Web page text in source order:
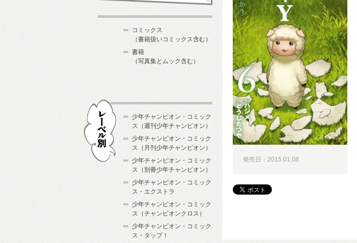
発売日：2015.01.08
コミックス
（書籍扱いコミックス含む）
書籍
（写真集とムック含む）
少年チャンピオン・コミック
ス（週刊少年チャンピオン）
少年チャンピオン・コミック
ス（月刊少年チャンピオン）
少年チャンピオン・コミック
ス（別冊少年チャンピオン）
少年チャンピオン・コミック
ス・エクストラ
少年チャンピオン・コミック
ス（チャンピオンクロス）
少年チャンピオン・コミック
ス・タップ！